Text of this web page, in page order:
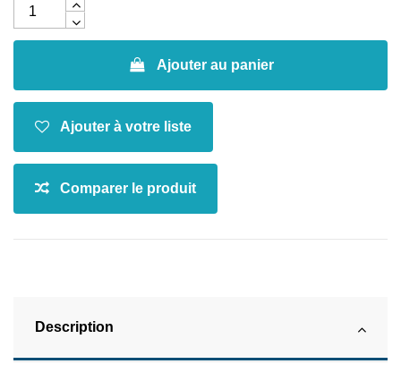
Ajouter au panier
Description